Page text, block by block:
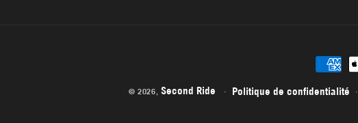
Moyens
© 2026,Second Ride Politique de confidentialité